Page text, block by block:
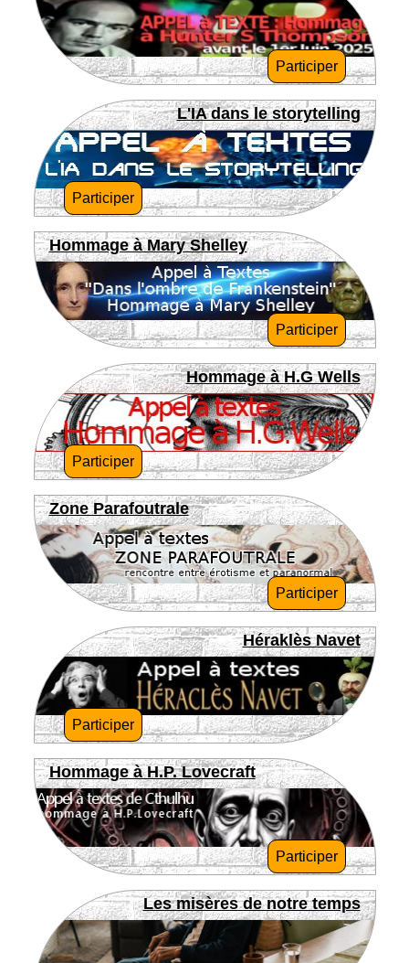
Participer
L'IA dans le storytelling
Participer
Hommage à Mary Shelley
Participer
Hommage à H.G Wells
Participer
Zone Parafoutrale
Participer
Héraklès Navet
Participer
Hommage à H.P. Lovecraft
Participer
Les misères de notre temps